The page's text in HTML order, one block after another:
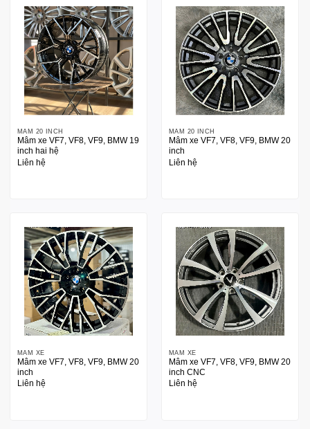
MÂM 20 INCH
Mâm xe VF7, VF8, VF9, BMW 19
inch hai hệ
Liên hệ
MÂM 20 INCH
Mâm xe VF7, VF8, VF9, BMW 20
inch
Liên hệ
MÂM XE
Mâm xe VF7, VF8, VF9, BMW 20
inch
Liên hệ
MÂM XE
Mâm xe VF7, VF8, VF9, BMW 20
inch CNC
Liên hệ